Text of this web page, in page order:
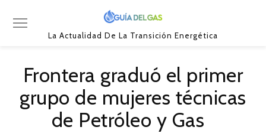
La Actualidad De La Transición Energética
Frontera graduó el primer
grupo de mujeres técnicas
de Petróleo y Gas